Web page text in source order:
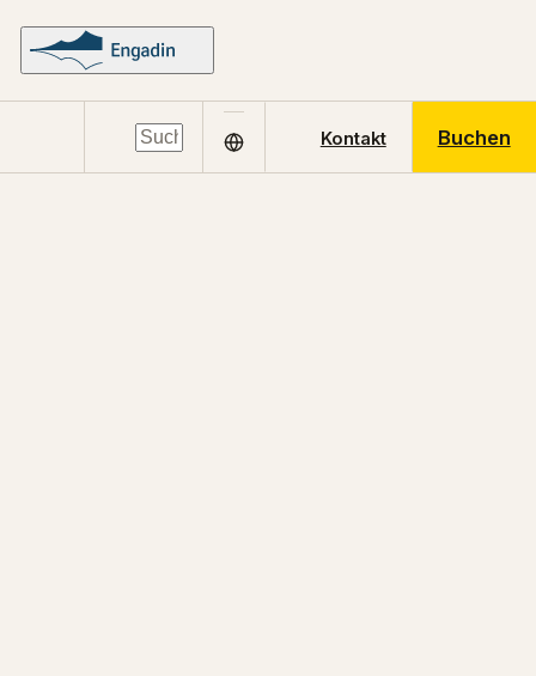
Kontakt Buchen